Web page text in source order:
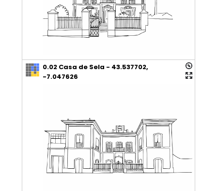
0.02 Casa de Sela - 43.537702,
-7.047626